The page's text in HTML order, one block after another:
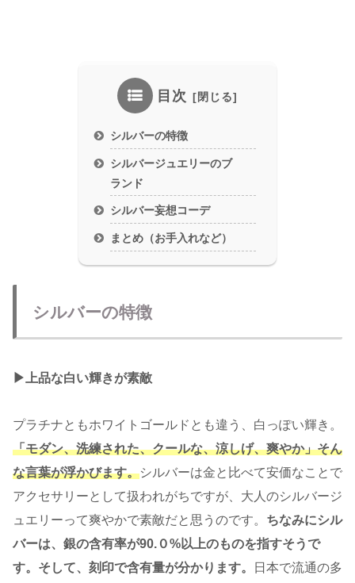
目次
シルバーの特徴
シルバージュエリーのブ
ランド
シルバー妄想コーデ
まとめ（お手入れなど）
シルバーの特徴
▶︎上品な白い輝きが素敵
プラチナともホワイトゴールドとも違う、白っぽい輝き。
「モダン、洗練された、クールな、涼しげ、爽やか」そん
な言葉が浮かびます。シルバーは金と比べて安価なことで
アクセサリーとして扱われがちですが、大人のシルバージ
ュエリーって爽やかで素敵だと思うのです。 ちなみにシル
バーは、銀の含有率が90.０%以上のものを指すそうで
す。そして、刻印で含有量が分かります。
日本で流通の多